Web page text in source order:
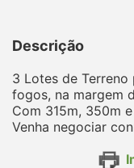
Descrição
3 Lotes de
fogos, na margem
Com 315m, 350m
Venha negociar